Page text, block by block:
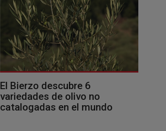
El Bierzo descubre 6
variedades de olivo no
catalogadas en el mundo